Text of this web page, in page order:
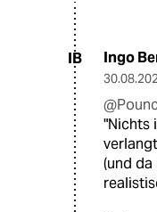
IB Ingo
"Nichts
(und